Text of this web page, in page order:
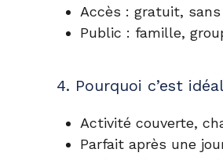
Accès : gratuit,
Public : famille,
4. Pourquoi c’est
Activité couverte,
Parfait après une